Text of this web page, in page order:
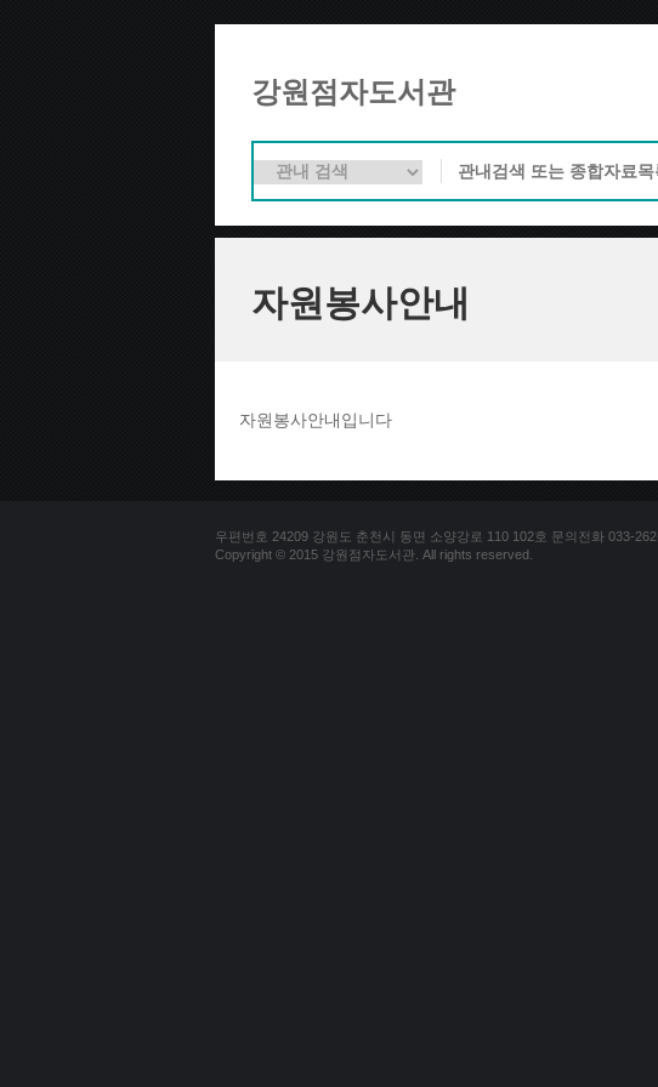
강원점자도서관
자원봉사안내
자원봉사안내입니다
우편번호 24209 강원도 춘천시 동면 소양강로 110 102호 문의전화 033-
Copyright © 2015 강원점자도서관. All rights reserved.